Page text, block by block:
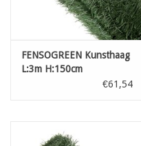
FENSOGREEN Kunsthaag
L:3m H:150cm
€61,54